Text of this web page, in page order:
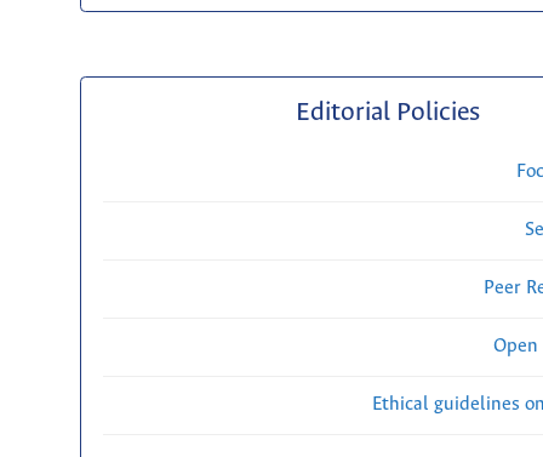
Editorial Policies
Peer
Open
Ethical guidelines